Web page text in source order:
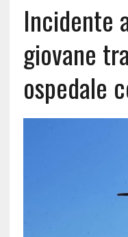
Incidente
giovane
ospedale